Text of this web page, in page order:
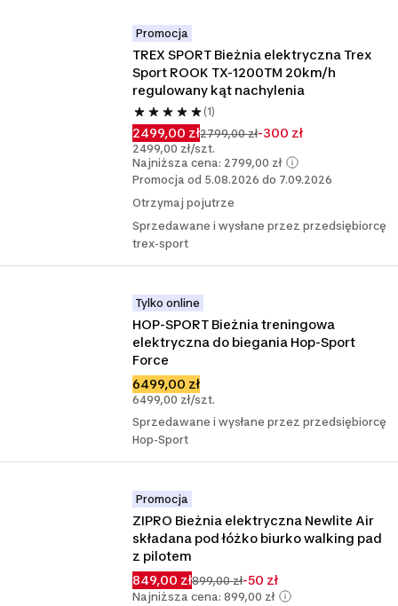
Promocja
TREX SPORT Bieżnia elektryczna Trex
Sport ROOK TX-1200TM 20km/h
regulowany kąt nachylenia
(1)
2499,00 zł2799,00 zł-300 zł
2499,00 zł/szt.
Najniższa cena: 2799,00 zł
Promocja od 5.08.2026 do 7.09.2026
Otrzymaj pojutrze
Sprzedawane i wysłane przez przedsiębiorcę
trex-sport
Tylko online
HOP-SPORT Bieżnia treningowa
elektryczna do biegania Hop-Sport
Force
6499,00 zł
6499,00 zł/szt.
Sprzedawane i wysłane przez przedsiębiorcę
Hop-Sport
Promocja
ZIPRO Bieżnia elektryczna Newlite Air
składana pod łóżko biurko walking pad
z pilotem
849,00 zł899,00 zł-50 zł
Najniższa cena: 899,00 zł